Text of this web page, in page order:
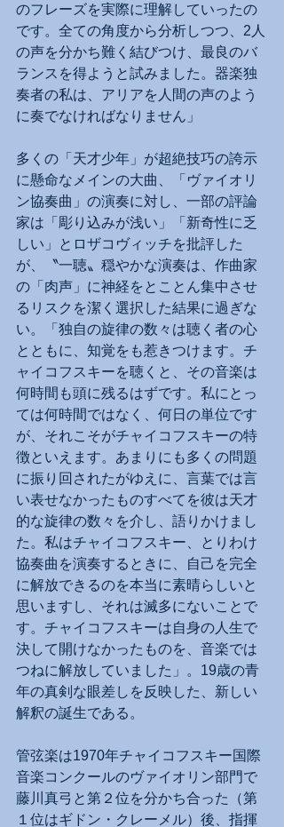
のフレーズを実際に理解していったの
です。全ての角度から分析しつつ、2人
の声を分かち難く結びつけ、最良のバ
ランスを得ようと試みました。器楽独
奏者の私は、アリアを人間の声のよう
に奏でなければなりません」
多くの「天才少年」が超絶技巧の誇示
に懸命なメインの大曲、「ヴァイオリ
ン協奏曲」の演奏に対し、一部の評論
家は「彫り込みが浅い」「新奇性に乏
しい」とロザコヴィッチを批評した
が、〝一聴〟穏やかな演奏は、作曲家
の「肉声」に神経をとことん集中させ
るリスクを潔く選択した結果に過ぎな
い。「独自の旋律の数々は聴く者の心
とともに、知覚をも惹きつけます。チ
ャイコフスキーを聴くと、その音楽は
何時間も頭に残るはずです。私にとっ
ては何時間ではなく、何日の単位です
が、それこそがチャイコフスキーの特
徴といえます。あまりにも多くの問題
に振り回されたがゆえに、言葉では言
い表せなかったものすべてを彼は天才
的な旋律の数々を介し、語りかけまし
た。私はチャイコフスキー、とりわけ
協奏曲を演奏するときに、自己を完全
に解放できるのを本当に素晴らしいと
思いますし、それは滅多にないことで
す。チャイコフスキーは自身の人生で
決して開けなかったものを、音楽では
つねに解放していました」。19歳の青
年の真剣な眼差しを反映した、新しい
解釈の誕生である。
管弦楽は1970年チャイコフスキー国際
音楽コンクールのヴァイオリン部門で
藤川真弓と第２位を分かち合った（第
１位はギドン・クレーメル）後、指揮